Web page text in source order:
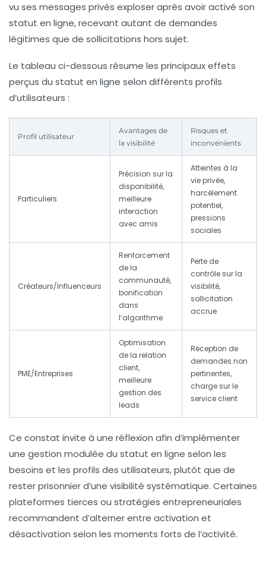
vu ses messages privés exploser après avoir activé son
statut en ligne, recevant autant de demandes
légitimes que de sollicitations hors sujet.
Le tableau ci-dessous résume les principaux effets
perçus du statut en ligne selon différents profils
d’utilisateurs :
Profil utilisateur
Avantages de
la visibilité
Risques et
inconvénients
Particuliers
Précision sur la
disponibilité,
meilleure
interaction
avec amis
Atteintes à la
vie privée,
harcèlement
potentiel,
pressions
sociales
Créateurs/Influenceurs
Renforcement
de la
communauté,
bonification
dans
l’algorithme
Perte de
contrôle sur la
visibilité,
sollicitation
accrue
PME/Entreprises
Optimisation
de la relation
client,
meilleure
gestion des
leads
Réception de
demandes non
pertinentes,
charge sur le
service client
Ce constat invite à une réflexion afin d’implémenter
une gestion modulée du statut en ligne selon les
besoins et les profils des utilisateurs, plutôt que de
rester prisonnier d’une visibilité systématique. Certaines
plateformes tierces ou stratégies entrepreneuriales
recommandent d’alterner entre activation et
désactivation selon les moments forts de l’activité.